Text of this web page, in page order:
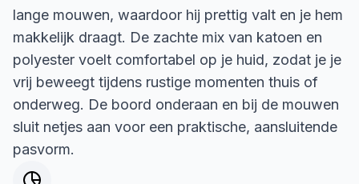
lange mouwen, waardoor hij prettig valt en je hem
makkelijk draagt. De zachte mix van katoen en
polyester voelt comfortabel op je huid, zodat je je
vrij beweegt tijdens rustige momenten thuis of
onderweg. De boord onderaan en bij de mouwen
sluit netjes aan voor een praktische, aansluitende
pasvorm.